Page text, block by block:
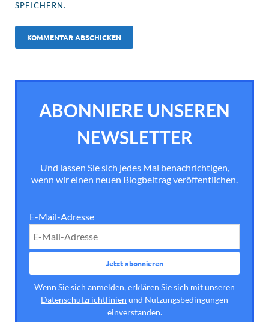
SPEICHERN.
ABONNIERE UNSEREN
NEWSLETTER
Und lassen Sie sich jedes Mal benachrichtigen,
wenn wir einen neuen Blogbeitrag veröffentlichen.
E-Mail-Adresse
Wenn Sie sich anmelden, erklären Sie sich mit unseren
Datenschutzrichtlinien und Nutzungsbedingungen
einverstanden.